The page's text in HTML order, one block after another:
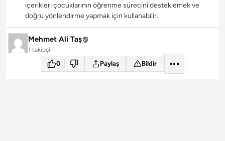
içerikleri çocuklarının öğrenme sürecini desteklemek ve
doğru yönlendirme yapmak için kullanabilir.
Mehmet Ali Taş
1 takipçi
0 Paylaş Bildir